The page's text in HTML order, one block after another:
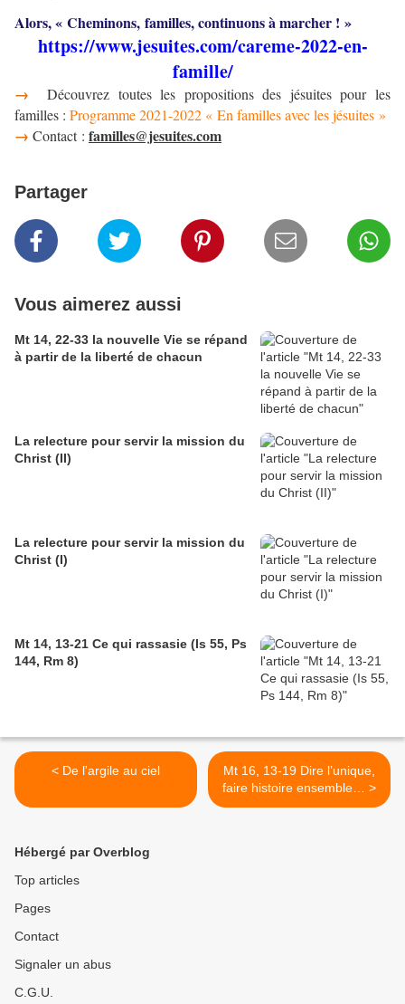
Alors, « Cheminons, familles, continuons à marcher ! »
https://www.jesuites.com/careme-2022-en-
famille/
→Découvrez toutes les propositions des jésuites pour les
familles : Programme 2021-2022 « En familles avec les jésuites »
→ Contact : familles@jesuites.com
Partager
Vous aimerez aussi
Mt 14, 22-33 la nouvelle Vie se répand
à partir de la liberté de chacun
La relecture pour servir la mission du
Christ (II)
La relecture pour servir la mission du
Christ (I)
Mt 14, 13-21 Ce qui rassasie (Is 55, Ps
144, Rm 8)
< De l'argile au ciel
Mt 16, 13-19 Dire l’unique,
faire histoire ensemble… >
Hébergé par Overblog
Top articles
Pages
Contact
Signaler un abus
C.G.U.